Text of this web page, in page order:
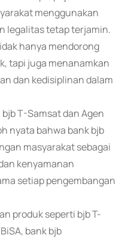
menggunakan
legalitas tetap terjamin.
hanya mendorong
tapi juga menanamkan
dan kedisiplinan dalam
T-Samsat dan Agen
nyata bahwa bank bjb
masyarakat sebagai
kenyamanan
setiap pengembangan
produk seperti bjb T-
bank bjb